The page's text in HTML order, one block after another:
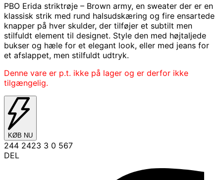
PBO Erida striktrøje – Brown army, en sweater der er en
klassisk strik med rund halsudskæring og fire ensartede
knapper på hver skulder, der tilføjer et subtilt men
stilfuldt element til designet. Style den med højtaljede
bukser og hæle for et elegant look, eller med jeans for
et afslappet, men stilfuldt udtryk.
Denne vare er p.t. ikke på lager og er derfor ikke
tilgængelig.
KØB NU
244 2423 3 0 567
DEL